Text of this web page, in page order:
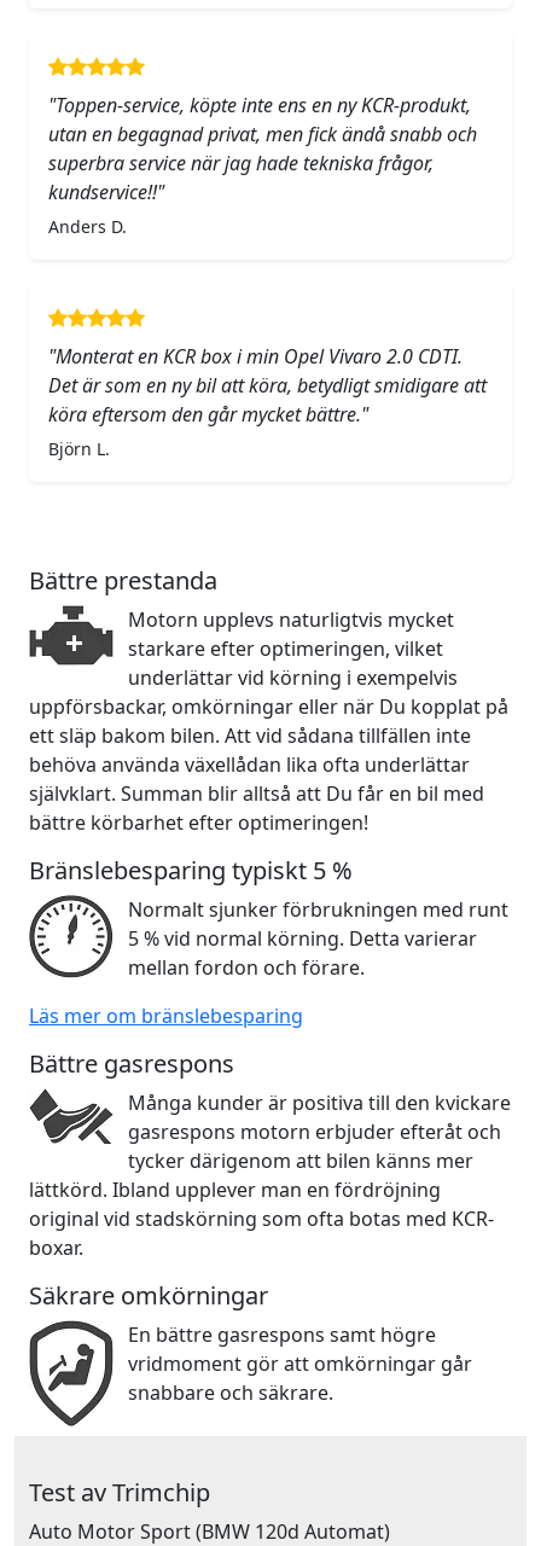
"Toppen-service, köpte inte ens en ny KCR-produkt,
utan en begagnad privat, men fick ändå snabb och
superbra service när jag hade tekniska frågor,
kundservice!!"
Anders D.
"Monterat en KCR box i min Opel Vivaro 2.0 CDTI.
Det är som en ny bil att köra, betydligt smidigare att
köra eftersom den går mycket bättre."
Björn L.
Bättre prestanda
Motorn upplevs naturligtvis mycket
starkare efter optimeringen, vilket
underlättar vid körning i exempelvis
uppförsbackar, omkörningar eller när Du kopplat på
ett släp bakom bilen. Att vid sådana tillfällen inte
behöva använda växellådan lika ofta underlättar
självklart. Summan blir alltså att Du får en bil med
bättre körbarhet efter optimeringen!
Bränslebesparing typiskt 5 %
Normalt sjunker förbrukningen med runt
5 % vid normal körning. Detta varierar
mellan fordon och förare.
Läs mer om bränslebesparing
Bättre gasrespons
Många kunder är positiva till den kvickare
gasrespons motorn erbjuder efteråt och
tycker därigenom att bilen känns mer
lättkörd. Ibland upplever man en fördröjning
original vid stadskörning som ofta botas med KCR-
boxar.
Säkrare omkörningar
En bättre gasrespons samt högre
vridmoment gör att omkörningar går
snabbare och säkrare.
Test av Trimchip
Auto Motor Sport(BMW 120d Automat)